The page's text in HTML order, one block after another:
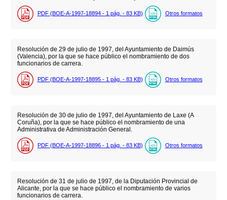
PDF (BOE-A-1997-18894 - 1 pág. - 83 KB) Otros formatos
Resolución de 29 de julio de 1997, del Ayuntamiento de Daimús
(Valencia), por la que se hace público el nombramiento de dos
funcionarios de carrera.
PDF (BOE-A-1997-18895 - 1 pág. - 83 KB) Otros formatos
Resolución de 30 de julio de 1997, del Ayuntamiento de Laxe (A
Coruña), por la que se hace público el nombramiento de una
Administrativa de Administración General.
PDF (BOE-A-1997-18896 - 1 pág. - 83 KB) Otros formatos
Resolución de 31 de julio de 1997, de la Diputación Provincial de
Alicante, por la que se hace público el nombramiento de varios
funcionarios de carrera.